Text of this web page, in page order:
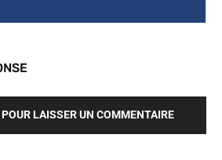
LAISSER UN COMMENTAIRE